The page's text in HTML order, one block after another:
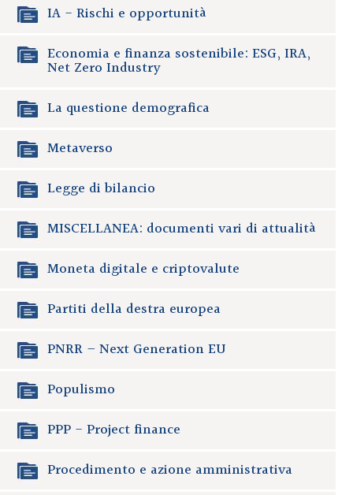
IA - Rischi e opportunità
Economia e finanza sostenibile: ESG, IRA,
Net Zero Industry
La questione demografica
Metaverso
Legge di bilancio
MISCELLANEA: documenti vari di attualità
Moneta digitale e criptovalute
Partiti della destra europea
PNRR – Next Generation EU
Populismo
PPP - Project finance
Procedimento e azione amministrativa